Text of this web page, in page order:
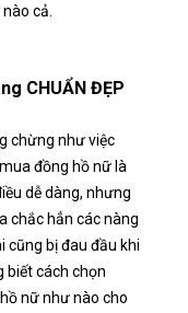
cả.
CHUẨN ĐẸP
chừng như việc
đồng hồ nữ là
dễ dàng, nhưng
chắc hẳn các nàng
cũng bị đau đầu khi
biết cách chọn
nữ như nào cho